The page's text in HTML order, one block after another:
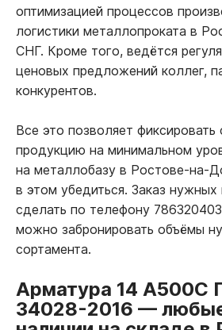
оптимизацией процессов
логистики металлопроката в
СНГ. Кроме того, ведётся
ценовых предложений коллег,
конкурентов.
Все это позволяет
продукцию на минимальном
на металлобазу в Ростове-на-
в этом убедиться. Заказ
сделать по телефону
можно забронировать объёмы
сортамента.
Арматура 14 А500С
34028-2016 —